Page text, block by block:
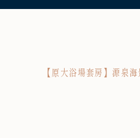
【原大浴場套房】源泉